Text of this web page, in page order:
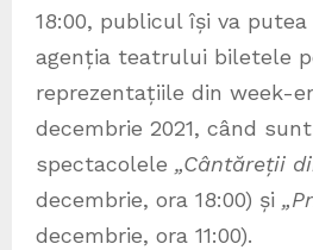
18:00, publicul își va
agenția teatrului biletele
reprezentațiile din week-
decembrie 2021, când
spectacolele „Cântăreții
decembrie, ora 18:00) și
decembrie, ora 11:00).